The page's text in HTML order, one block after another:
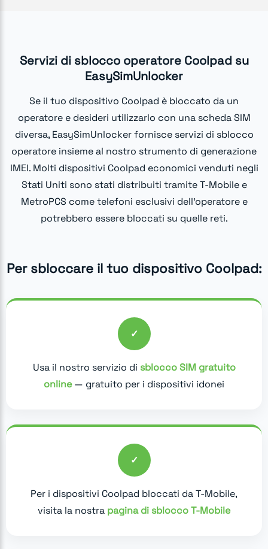
Servizi di sblocco operatore Coolpad su
EasySimUnlocker
Se il tuo dispositivo Coolpad è bloccato da un
operatore e desideri utilizzarlo con una scheda SIM
diversa, EasySimUnlocker fornisce servizi di sblocco
operatore insieme al nostro strumento di generazione
IMEI. Molti dispositivi Coolpad economici venduti negli
Stati Uniti sono stati distribuiti tramite T-Mobile e
MetroPCS come telefoni esclusivi dell'operatore e
potrebbero essere bloccati su quelle reti.
Per sbloccare il tuo dispositivo Coolpad:
✓
Usa il nostro servizio di sblocco SIM gratuito
online— gratuito per i dispositivi idonei
✓
Per i dispositivi Coolpad bloccati da T-Mobile,
visita la nostra pagina di sblocco T-Mobile